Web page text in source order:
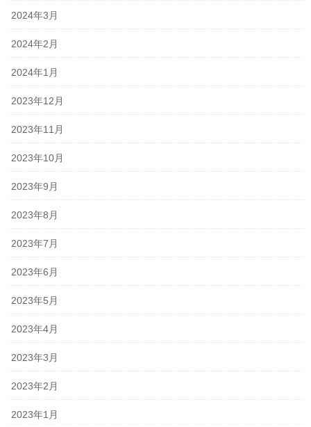
2024年3月
2024年2月
2024年1月
2023年12月
2023年11月
2023年10月
2023年9月
2023年8月
2023年7月
2023年6月
2023年5月
2023年4月
2023年3月
2023年2月
2023年1月